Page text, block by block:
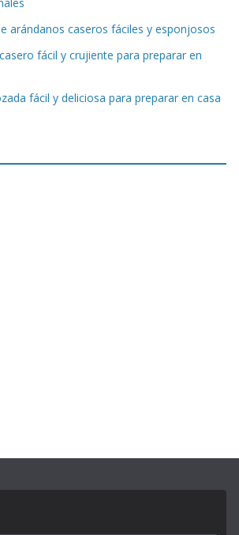
arándanos caseros fáciles y esponjosos
fácil y crujiente para preparar en
fácil y deliciosa para preparar en casa